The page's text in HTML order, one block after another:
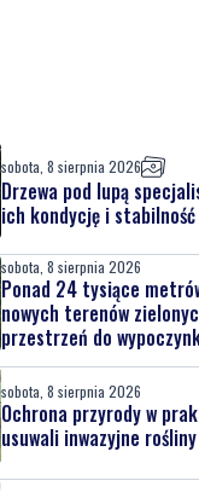
sobota, 8 sierpnia 2026
Drzewa pod lupą
ich kondycję i stabilność
sobota, 8 sierpnia 2026
Ponad 24 tysiące
nowych terenów
przestrzeń do
sobota, 8 sierpnia 2026
Ochrona przyrody w
usuwali inwazyjne rośliny